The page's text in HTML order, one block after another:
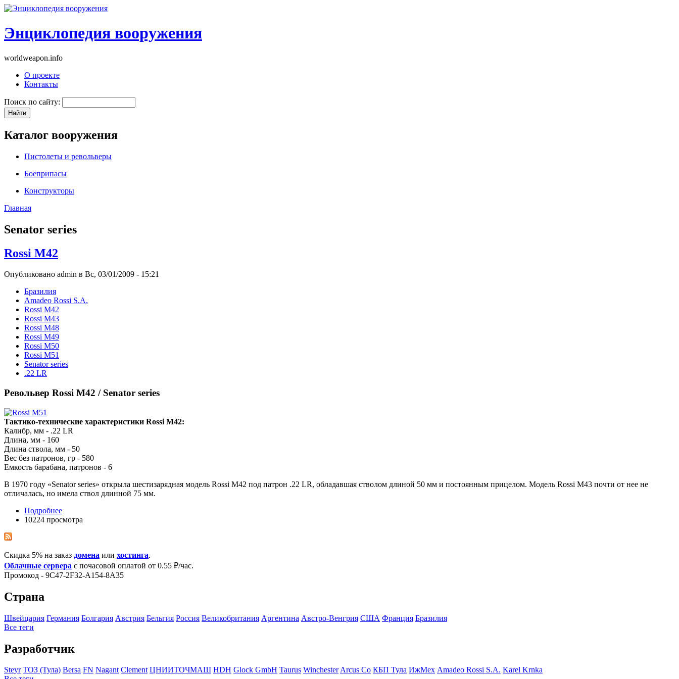
Энциклопедия вооружения
worldweapon.info
О проекте
Контакты
Поиск по сайту:
Каталог вооружения
Пистолеты и револьверы
Боеприпасы
Конструкторы
Главная
Senator series
Rossi M42
Опубликовано admin в Вс, 03/01/2009 - 15:21
Бразилия
Amadeo Rossi S.A.
Rossi M42
Rossi M43
Rossi M48
Rossi M49
Rossi M50
Rossi M51
Senator series
.22 LR
Револьвер Rossi M42 / Senator series
Тактико-технические характеристики Rossi M42:
Калибр, мм - .22 LR
Длина, мм - 160
Длина ствола, мм - 50
Вес без патронов, гр - 580
Емкость барабана, патронов - 6
В 1970 году «Senator series» открыла шестизарядная модель Rossi M42 под патрон .22 LR, обладавшая стволом длиной 50 мм и постоянным прицелом. Модель Rossi M43 почти от нее не
отличалась, но имела ствол длинной 75 мм.
Подробнее
10224 просмотра
Скидка 5% на заказ домена или хостинга.
Облачные сервера с почасовой оплатой от 0.55 ₽/час.
Промокод - 9C47-2F32-A154-8A35
Страна
Швейцария Германия Болгария Австрия Бельгия Росcия Великобритания Аргентина Австро-Венгрия США Франция Бразилия
Все теги
Разработчик
Steyr ТОЗ (Тула) Bersa FN Nagant Clement ЦНИИТОЧМАШ HDH Glock GmbH Taurus WinchesterArcus Co КБП Тула ИжМех Amadeo Rossi S.A. Karel Krnka